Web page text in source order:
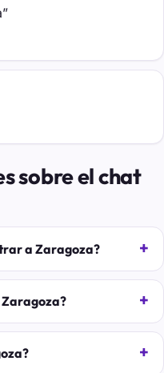
sobre el chat
a Zaragoza?